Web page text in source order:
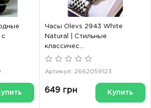
с
Часы Olevs 2943 White
Natural | Стильные
классичес...
Артикул: 2662059123
649 грн Купить